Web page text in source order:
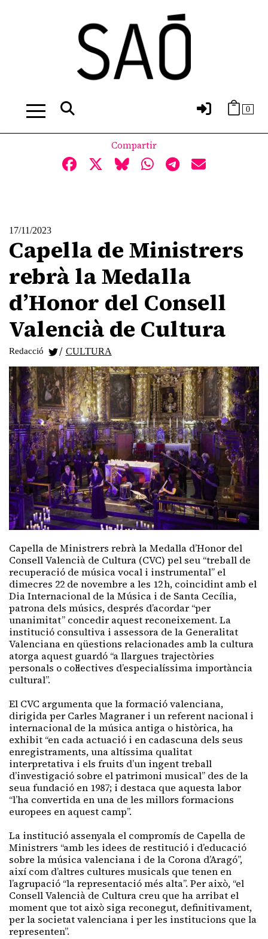
0
Compartir
17/11/2023
Capella de Ministrers
rebrà la Medalla
d’Honor del Consell
Valencià de Cultura
Redacció / CULTURA
Capella de Ministrers rebrà la Medalla d’Honor del
Consell Valencià de Cultura (CVC) pel seu “treball de
recuperació de música vocal i instrumental” el
dimecres 22 de novembre a les 12 h, coincidint amb el
Dia Internacional de la Música i de Santa Cecília,
patrona dels músics, després d’acordar “per
unanimitat” concedir aquest reconeixement. La
institució consultiva i assessora de la Generalitat
Valenciana en qüestions relacionades amb la cultura
atorga aquest guardó “a llargues trajectòries
personals o col·lectives d’especialíssima importància
cultural”.
El CVC argumenta que la formació valenciana,
dirigida per Carles Magraner i un referent nacional i
internacional de la música antiga o històrica, ha
exhibit “en cada actuació i en cadascuna dels seus
enregistraments, una altíssima qualitat
interpretativa i els fruits d’un ingent treball
d’investigació sobre el patrimoni musical” des de la
seua fundació en 1987; i destaca que aquesta labor
“l’ha convertida en una de les millors formacions
europees en aquest camp”.
La institució assenyala el compromís de Capella de
Ministrers “amb les idees de restitució i d’educació
sobre la música valenciana i de la Corona d’Aragó”,
així com d’altres cultures musicals que tenen en
l’agrupació “la representació més alta”. Per això, “el
Consell Valencià de Cultura creu que ha arribat el
moment que tot això siga reconegut, definitivament,
per la societat valenciana i per les institucions que la
representen”.